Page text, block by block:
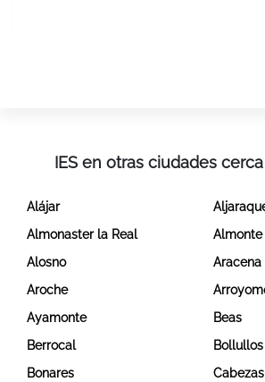
IES en otras ciudades
Alájar
Almonaster la Real
Almonte
Alosno
Aracena
Aroche
Ayamonte
Beas
Berrocal
Bonares